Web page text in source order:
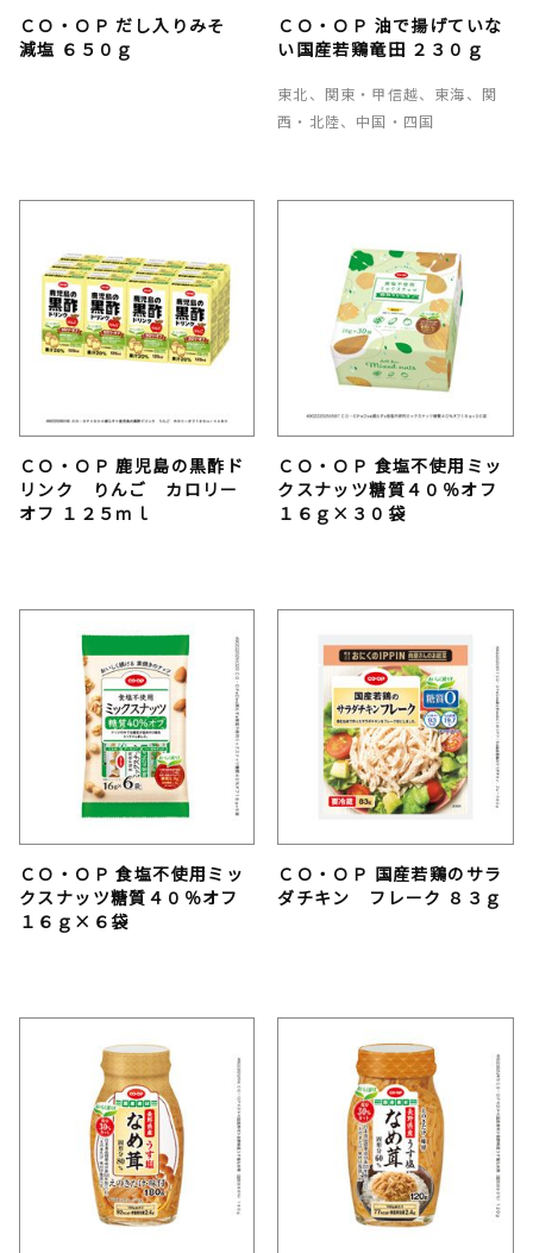
ＣＯ・ＯＰ だし入りみそ
減塩 ６５０ｇ
ＣＯ・ＯＰ 油で揚げていな
い国産若鶏竜田 ２３０ｇ
東北、関東・甲信越、東海、関
西・北陸、中国・四国
ＣＯ・ＯＰ 鹿児島の黒酢ド
リンク りんご カロリー
オフ １２５ｍｌ
ＣＯ・ＯＰ 食塩不使用ミッ
クスナッツ糖質４０％オフ
１６ｇ×３０袋
ＣＯ・ＯＰ 食塩不使用ミッ
クスナッツ糖質４０％オフ
１６ｇ×６袋
ＣＯ・ＯＰ 国産若鶏のサラ
ダチキン フレーク ８３ｇ